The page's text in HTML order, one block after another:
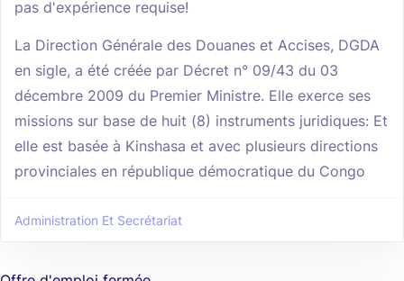
pas d'expérience requise!
La Direction Générale des Douanes et Accises, DGDA
en sigle, a été créée par Décret n° 09/43 du 03
décembre 2009 du Premier Ministre. Elle exerce ses
missions sur base de huit (8) instruments juridiques: Et
elle est basée à Kinshasa et avec plusieurs directions
provinciales en république démocratique du Congo
Administration Et Secrétariat